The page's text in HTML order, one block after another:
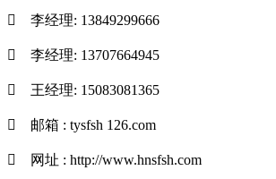
 李经理: 13849299666
 李经理: 13707664945
 王经理: 15083081365
 邮箱 : tysfsh 126.com
 网址 : http://www.hnsfsh.com